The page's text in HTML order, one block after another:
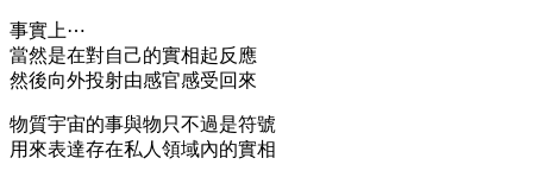
事實上⋯
當然是在對自己的實相起反應
然後向外投射由感官感受回來
物質宇宙的事與物只不過是符號
用來表達存在私人領域內的實相